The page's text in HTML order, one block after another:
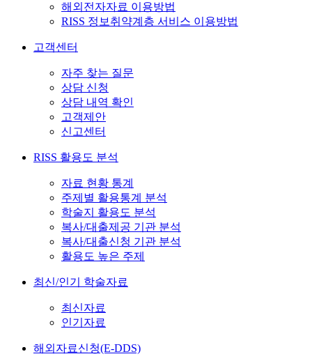
해외전자자료 이용방법
RISS 정보취약계층 서비스 이용방법
고객센터
자주 찾는 질문
상담 신청
상담 내역 확인
고객제안
신고센터
RISS 활용도 분석
자료 현황 통계
주제별 활용통계 분석
학술지 활용도 분석
복사/대출제공 기관 분석
복사/대출신청 기관 분석
활용도 높은 주제
최신/인기 학술자료
최신자료
인기자료
해외자료신청(E-DDS)